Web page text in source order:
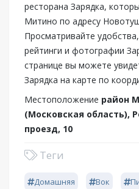
ресторана Зарядка,
Митино по адресу
Просматривайте
рейтинги и фотографии
странице вы можете
Зарядка на карте по
Местоположение район
(Московская область),
проезд, 10
Теги
Домашняя Вок